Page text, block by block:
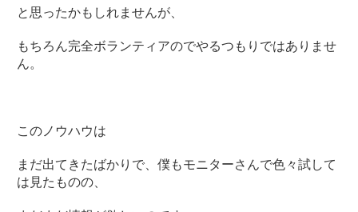
と思ったかもしれませんが、
もちろん完全ボランティアのでやるつもりではありませ
ん。
このノウハウは
まだ出てきたばかりで、僕もモニターさんで色々試して
は見たものの、